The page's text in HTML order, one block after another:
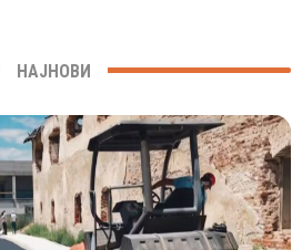
НАЈНОВИ